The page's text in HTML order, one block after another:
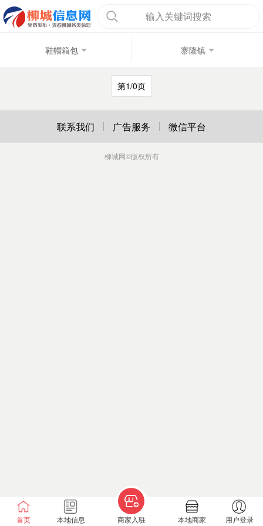
输入关键词搜索
鞋帽箱包 寨隆镇
第1/0页
首页 本地信息 商家入驻 本地商家 用户登录
联系我们 广告服务 微信平台
柳城网©版权所有